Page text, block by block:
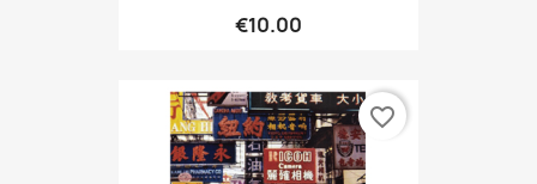
€10.00
favorite_border